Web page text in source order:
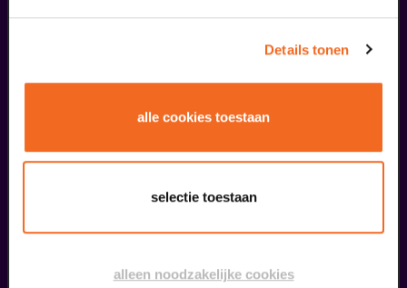
Details tonen
alle cookies toestaan
selectie toestaan
alleen noodzakelijke cookies